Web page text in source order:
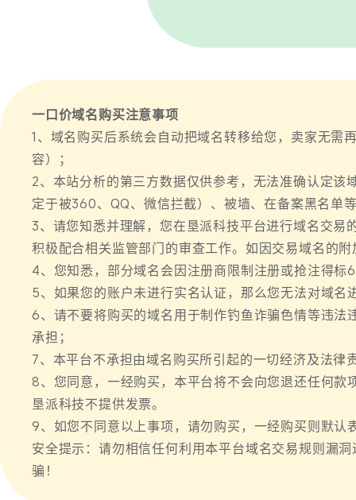
一口价域名购买注意事项
1、域名购买后系统会自动把域名转移给您，卖家无
容）；
2、本站分析的第三方数据仅供参考，无法准确认定
定于被360、QQ、微信拦截）、被墙、在备案黑名单
3、请您知悉并理解，您在垦派科技平台进行域名交易
积极配合相关监管部门的审查工作。如因交易域名的
4、您知悉，部分域名会因注册商限制注册或抢注得标
5、如果您的账户未进行实名认证，那么您无法对域
6、请不要将购买的域名用于制作钓鱼诈骗色情等违
承担；
7、本平台不承担由域名购买所引起的一切经济及法律
8、您同意，一经购买，本平台将不会向您退还任何
垦派科技不提供发票。
9、如您不同意以上事项，请勿购买，一经购买则默认
安全提示：请勿相信任何利用本平台域名交易规则漏
骗！